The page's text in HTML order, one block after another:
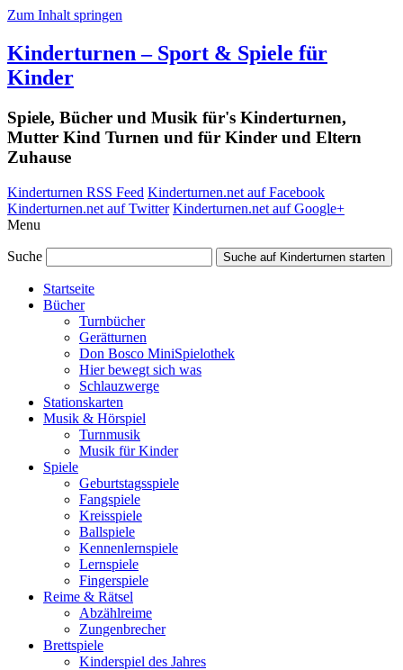
Zum Inhalt springen
Kinderturnen – Sport & Spiele für
Kinder
Spiele, Bücher und Musik für's Kinderturnen,
Mutter Kind Turnen und für Kinder und Eltern
Zuhause
Kinderturnen RSS Feed Kinderturnen.net auf Facebook
Kinderturnen.net auf Twitter Kinderturnen.net auf Google+
Menu
Suche Suche auf Kinderturnen starten
Startseite
Bücher
Turnbücher
Gerätturnen
Don Bosco MiniSpielothek
Hier bewegt sich was
Schlauzwerge
Stationskarten
Musik & Hörspiel
Turnmusik
Musik für Kinder
Spiele
Geburtstagsspiele
Fangspiele
Kreisspiele
Ballspiele
Kennenlernspiele
Lernspiele
Fingerspiele
Reime & Rätsel
Abzählreime
Zungenbrecher
Brettspiele
Kinderspiel des Jahres